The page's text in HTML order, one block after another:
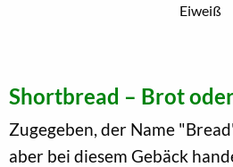
Eiweiß
Shortbread – Brot
Zugegeben, der Name
aber bei diesem Gebäck